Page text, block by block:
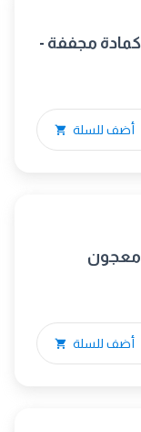
كمادة مجففة -
أضف للسلة
معجون
أضف للسلة